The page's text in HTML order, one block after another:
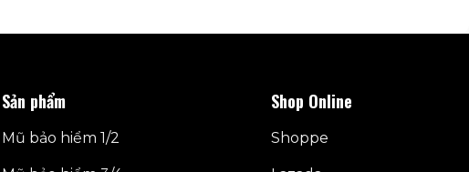
biến
thể.
Các
Sản phẩm
Mũ bảo hiểm 1/2
Shop Online
Shoppe